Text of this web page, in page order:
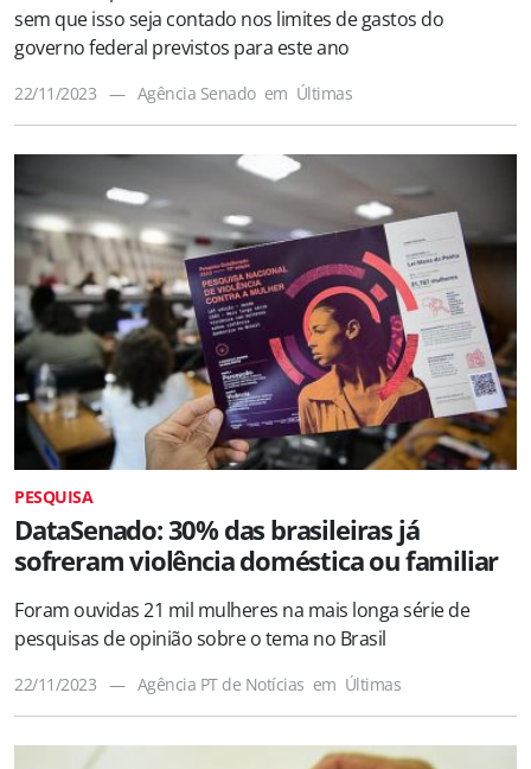
sem que isso seja contado nos limites de gastos do
governo federal previstos para este ano
22/11/2023 — Agência Senado em Últimas
PESQUISA
DataSenado: 30% das brasileiras já
sofreram violência doméstica ou familiar
Foram ouvidas 21 mil mulheres na mais longa série de
pesquisas de opinião sobre o tema no Brasil
22/11/2023 — Agência PT de Notícias em Últimas